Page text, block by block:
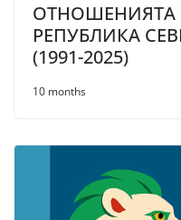
ОТНОШЕНИЯТА
РЕПУБЛИКА
(1991-2025)
10 months